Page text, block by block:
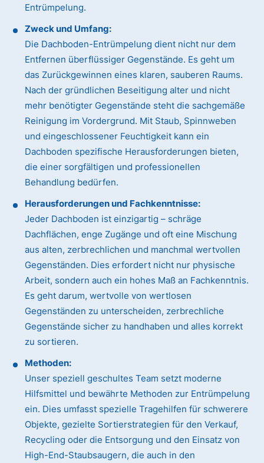
Entrümpelung.
Zweck und Umfang:
Die Dachboden-Entrümpelung dient nicht nur dem
Entfernen überflüssiger Gegenstände. Es geht um
das Zurückgewinnen eines klaren, sauberen Raums.
Nach der gründlichen Beseitigung alter und nicht
mehr benötigter Gegenstände steht die sachgemäße
Reinigung im Vordergrund. Mit Staub, Spinnweben
und eingeschlossener Feuchtigkeit kann ein
Dachboden spezifische Herausforderungen bieten,
die einer sorgfältigen und professionellen
Behandlung bedürfen.
Herausforderungen und Fachkenntnisse:
Jeder Dachboden ist einzigartig – schräge
Dachflächen, enge Zugänge und oft eine Mischung
aus alten, zerbrechlichen und manchmal wertvollen
Gegenständen. Dies erfordert nicht nur physische
Arbeit, sondern auch ein hohes Maß an Fachkenntnis.
Es geht darum, wertvolle von wertlosen
Gegenständen zu unterscheiden, zerbrechliche
Gegenstände sicher zu handhaben und alles korrekt
zu sortieren.
Methoden:
Unser speziell geschultes Team setzt moderne
Hilfsmittel und bewährte Methoden zur Entrümpelung
ein. Dies umfasst spezielle Tragehilfen für schwerere
Objekte, gezielte Sortierstrategien für den Verkauf,
Recycling oder die Entsorgung und den Einsatz von
High-End-Staubsaugern, die auch in den